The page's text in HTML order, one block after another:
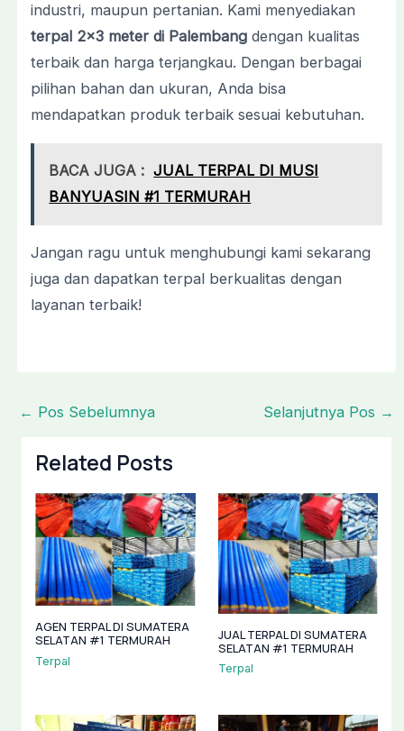
industri, maupun pertanian. Kami menyediakan
terpal 2×3 meter di Palembangdengan kualitas
terbaik dan harga terjangkau. Dengan berbagai
pilihan bahan dan ukuran, Anda bisa
mendapatkan produk terbaik sesuai kebutuhan.
BACA JUGA : JUAL TERPAL DI MUSI
BANYUASIN #1 TERMURAH
Jangan ragu untuk menghubungi kami sekarang
juga dan dapatkan terpal berkualitas dengan
layanan terbaik!
← Pos Sebelumnya Selanjutnya Pos →
Related Posts
AGEN TERPAL DI SUMATERA
SELATAN #1 TERMURAH
Terpal
JUAL TERPAL DI SUMATERA
SELATAN #1 TERMURAH
Terpal